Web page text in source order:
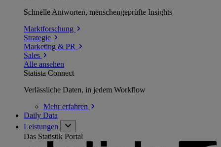
Schnelle Antworten, menschengeprüfte Insights
Marktforschung
Strategie
Marketing & PR
Sales
Alle ansehen
Statista Connect
Verlässliche Daten, in jedem Workflow
Mehrerfahren
Daily Data
Leistungen
Das Statistik Portal